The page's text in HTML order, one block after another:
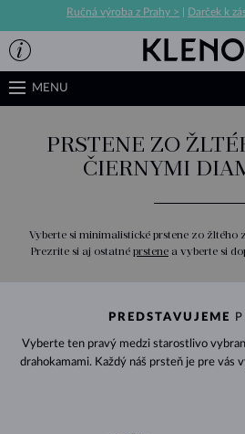
Ručná výroba z Prahy > Darček k
MENU
PRSTENE ZO
ČIERNYMI
Vyberte si minimalistické prstene zo
Prezrite si aj ostatné prstene a vyberte si
PREDSTAVUJEME
Vyberte ten pravý medzi starostlivo
drahokamami. Každý náš prsteň je pre vás